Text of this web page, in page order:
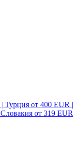
Турция от 400 EUR |
от 319 EUR